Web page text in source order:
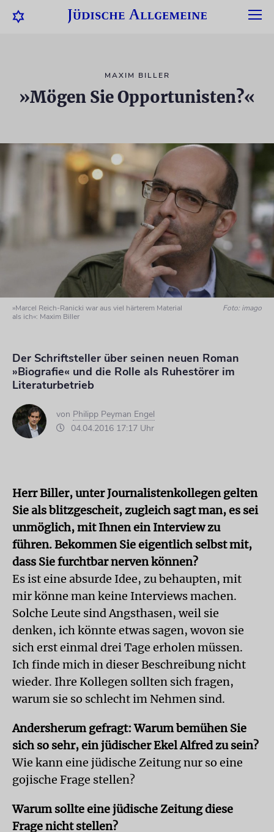
MAXIM BILLER
»Mögen Sie Opportunisten?«
»Marcel Reich-Ranicki war aus viel härterem Material
als ich«: Maxim Biller
Foto: imago
Der Schriftsteller über seinen neuen Roman
»Biografie« und die Rolle als Ruhestörer im
Literaturbetrieb
von Philipp Peyman Engel
04.04.2016 17:17 Uhr
Herr Biller, unter Journalistenkollegen gelten
Sie als blitzgescheit, zugleich sagt man, es sei
unmöglich, mit Ihnen ein Interview zu
führen. Bekommen Sie eigentlich selbst mit,
dass Sie furchtbar nerven können?
Es ist eine absurde Idee, zu behaupten, mit
mir könne man keine Interviews machen.
Solche Leute sind Angsthasen, weil sie
denken, ich könnte etwas sagen, wovon sie
sich erst einmal drei Tage erholen müssen.
Ich finde mich in dieser Beschreibung nicht
wieder. Ihre Kollegen sollten sich fragen,
warum sie so schlecht im Nehmen sind.
Andersherum gefragt: Warum bemühen Sie
sich so sehr, ein jüdischer Ekel Alfred zu sein?
Wie kann eine jüdische Zeitung nur so eine
gojische Frage stellen?
Warum sollte eine jüdische Zeitung diese
Frage nicht stellen?